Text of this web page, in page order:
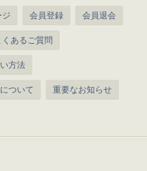
ジ 会員登録 会員退会
くあるご質問
方法
ついて 重要なお知らせ